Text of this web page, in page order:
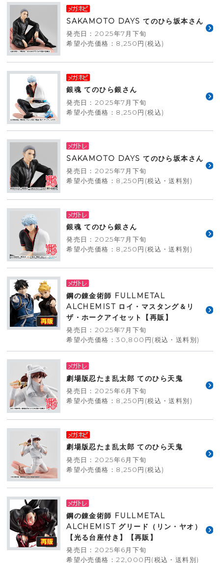
SAKAMOTO DAYS てのひら坂本さん
発売日：2025年7月下旬
希望小売価格：8,250円(税込)
銀魂 てのひら銀さん
発売日：2025年7月下旬
希望小売価格：8,250円(税込)
SAKAMOTO DAYS てのひら坂本さん
発売日：2025年7月下旬
希望小売価格：8,250円(税込・送料別)
銀魂 てのひら銀さん
発売日：2025年7月下旬
希望小売価格：8,250円(税込・送料別)
鋼の錬金術師 FULLMETAL
ALCHEMIST ロイ・マスタング＆リ
ザ・ホークアイセット【再販】
発売日：2025年7月下旬
希望小売価格：30,800円(税込・送料別)
劇場版忍たま乱太郎 てのひら天鬼
発売日：2025年6月下旬
希望小売価格：8,250円(税込・送料別)
劇場版忍たま乱太郎 てのひら天鬼
発売日：2025年6月下旬
希望小売価格：8,250円(税込)
鋼の錬金術師 FULLMETAL
ALCHEMIST グリード（リン・ヤオ）
【光る台座付き】【再販】
発売日：2025年6月下旬
希望小売価格：22,000円(税込・送料別)